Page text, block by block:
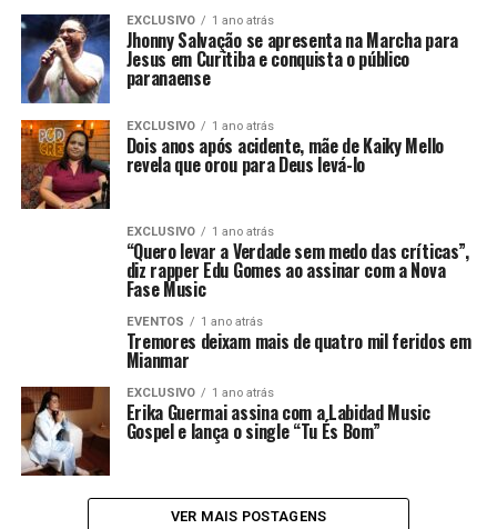
EXCLUSIVO 1 ano atrás
Jhonny Salvação se apresenta na Marcha para
Jesus em Curitiba e conquista o público
paranaense
EXCLUSIVO 1 ano atrás
Dois anos após acidente, mãe de Kaiky Mello
revela que orou para Deus levá-lo
EXCLUSIVO 1 ano atrás
“Quero levar a Verdade sem medo das críticas”,
diz rapper Edu Gomes ao assinar com a Nova
Fase Music
EVENTOS 1 ano atrás
Tremores deixam mais de quatro mil feridos em
Mianmar
EXCLUSIVO 1 ano atrás
Erika Guermai assina com a Labidad Music
Gospel e lança o single “Tu És Bom”
VER MAIS POSTAGENS